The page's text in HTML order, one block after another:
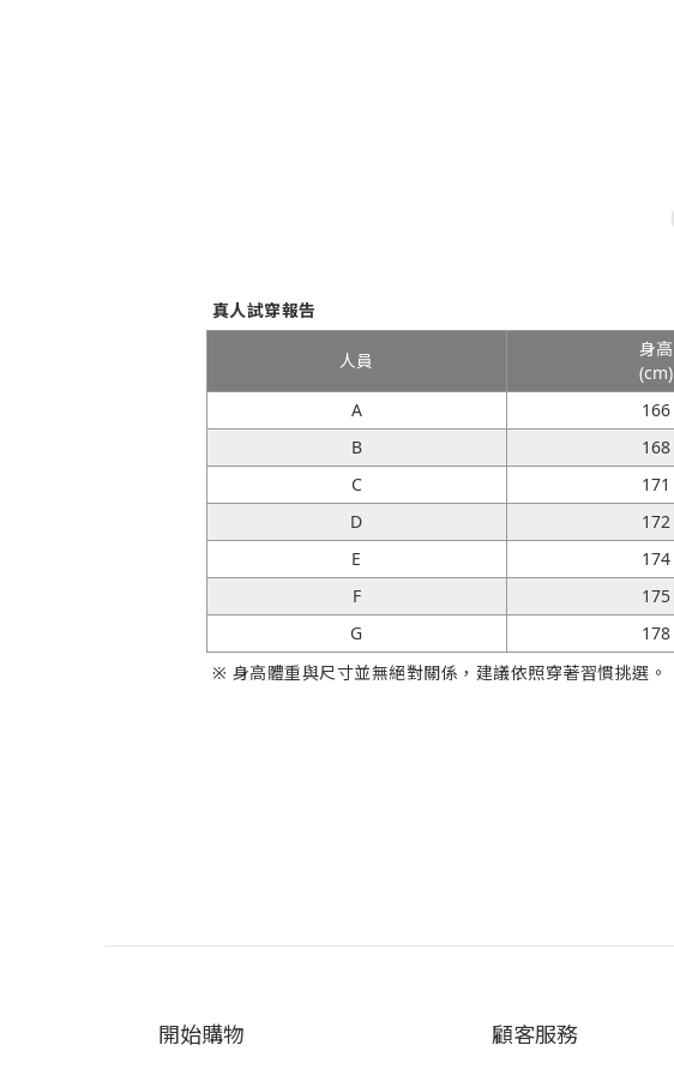
真人試穿報告
人員
身高
(cm)
A
166
B
168
C
171
D
172
E
174
F
175
G
178
※ 身高體重與尺寸並無絕對關係，建議依照穿著習慣挑選。
開始購物 顧客服務